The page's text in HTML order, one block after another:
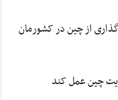
از چین در کشورمان
چین عمل کند